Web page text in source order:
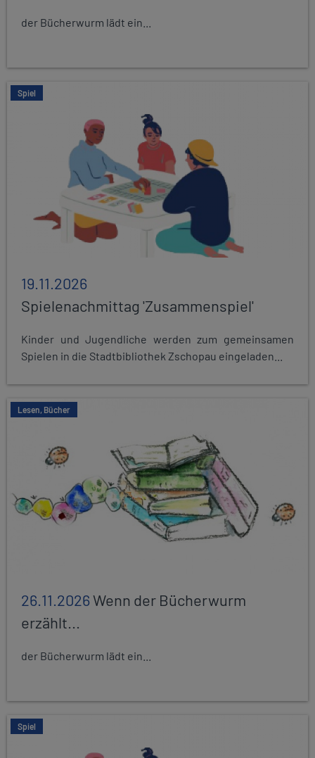
der Bücherwurm lädt ein...
Spiel
19.11.2026
Spielenachmittag 'Zusammenspiel'
Kinder und Jugendliche werden zum gemeinsamen
Spielen in die Stadtbibliothek Zschopau eingeladen...
Lesen, Bücher
26.11.2026Wenn der Bücherwurm
erzählt...
der Bücherwurm lädt ein...
Spiel